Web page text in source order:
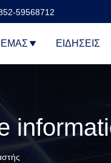
59568712
ΕΜΆΣ ΕΙΔΉΣΕΙΣ